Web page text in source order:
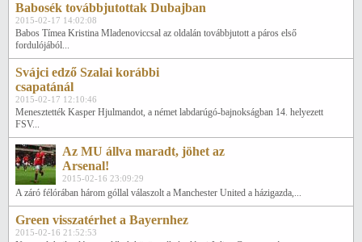
Babosék továbbjutottak Dubajban
2015-02-17 14:02:08
Babos Tímea Kristina Mladenoviccsal az oldalán továbbjutott a páros első
fordulójából...
Svájci edző Szalai korábbi
csapatánál
2015-02-17 12:10:46
Menesztették Kasper Hjulmandot, a német labdarúgó-bajnokságban 14. helyezett
FSV...
Az MU állva maradt, jöhet az
Arsenal!
2015-02-16 23:09:29
A záró félórában három góllal válaszolt a Manchester United a házigazda,...
Green visszatérhet a Bayernhez
2015-02-16 21:52:53